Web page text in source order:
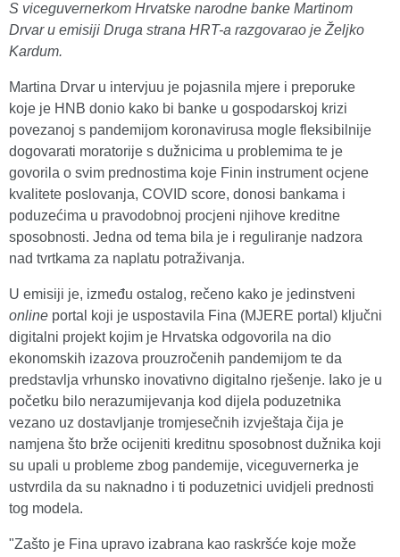
S viceguvernerkom Hrvatske narodne banke Martinom
Drvar u emisiji Druga strana HRT-a razgovarao je Željko
Kardum.
Martina Drvar u intervjuu je pojasnila mjere i preporuke
koje je HNB donio kako bi banke u gospodarskoj krizi
povezanoj s pandemijom koronavirusa mogle fleksibilnije
dogovarati moratorije s dužnicima u problemima te je
govorila o svim prednostima koje Finin instrument ocjene
kvalitete poslovanja, COVID score, donosi bankama i
poduzećima u pravodobnoj procjeni njihove kreditne
sposobnosti. Jedna od tema bila je i reguliranje nadzora
nad tvrtkama za naplatu potraživanja.
U emisiji je, između ostalog, rečeno kako je jedinstveni
online portal koji je uspostavila Fina (MJERE portal) ključni
digitalni projekt kojim je Hrvatska odgovorila na dio
ekonomskih izazova prouzročenih pandemijom te da
predstavlja vrhunsko inovativno digitalno rješenje. Iako je u
početku bilo nerazumijevanja kod dijela poduzetnika
vezano uz dostavljanje tromjesečnih izvještaja čija je
namjena što brže ocijeniti kreditnu sposobnost dužnika koji
su upali u probleme zbog pandemije, viceguvernerka je
ustvrdila da su naknadno i ti poduzetnici uvidjeli prednosti
tog modela.
"Zašto je Fina upravo izabrana kao raskršće koje može